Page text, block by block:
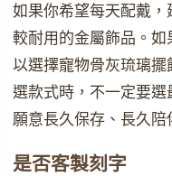
如果你希望每天配戴
較耐用的金屬飾品。
以選擇寵物骨灰琉璃擺
選款式時，不一定要
願意長久保存、長久陪
是否客製刻字